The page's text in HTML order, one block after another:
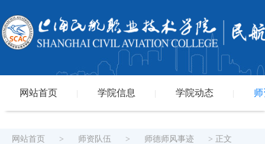
网站首页 学院信息 学院动态
网站首页 > 师资队伍 > 师德师风事迹 > 正文